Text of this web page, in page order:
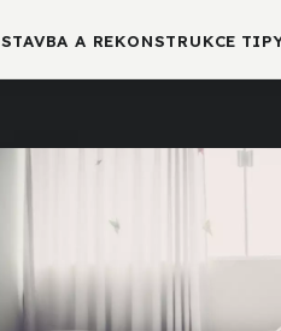
STAVBA A REKONSTRUKCE